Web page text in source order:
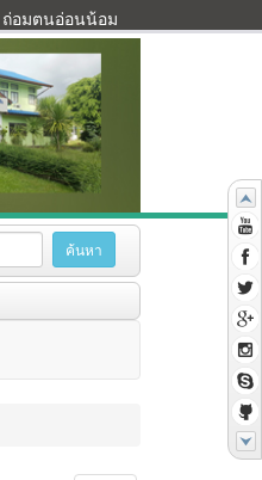
ถ่อมตนอ่อนน้อม